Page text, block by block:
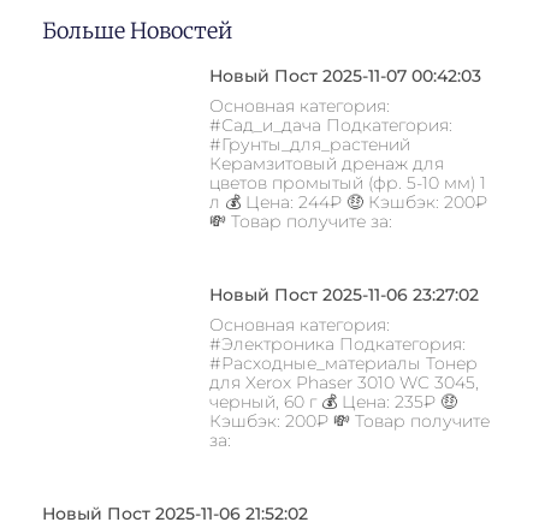
Больше Новостей
Новый Пост 2025-11-07 00:42:03
Основная категория:
#Сад_и_дача Подкатегория:
#Грунты_для_растений
Керамзитовый дренаж для
цветов промытый (фр. 5-10 мм) 1
л 💰 Цена: 244₽ 🤑 Кэшбэк: 200₽
💸 Товар получите за:
Новый Пост 2025-11-06 23:27:02
Основная категория:
#Электроника Подкатегория:
#Расходные_материалы Тонер
для Xerox Phaser 3010 WC 3045,
черный, 60 г 💰 Цена: 235₽ 🤑
Кэшбэк: 200₽ 💸 Товар получите
за:
Новый Пост 2025-11-06 21:52:02